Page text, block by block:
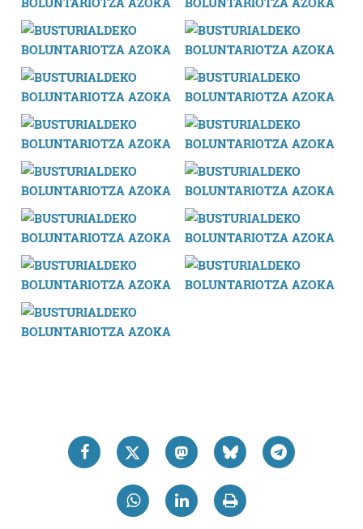
Bazkide batzuek ez dizute baimenik eskatzen, eta beren
interes komertzial legitimoetan babesten dira. Ikusi gure
bazkideen zerrenda, beren ustez zein helburutarako
Lortu zure datu pertsonalak prozesatzeko moduari
buruzko informazio gehiago eta ezarri zure lehentasunak
datuen atalean. Edozein unetan alda edo ken dezakezu
zure baimena Cookieen adierazpenean.
Webgune honek cookie propioak eta hirugarrenen cookie-
fitxategiak erabiltzen ditu. Zure esperientzia eta
zerbitzuak hobetzeko asmoz, cookie teknologiaz
baliatzen gara. Ohar hau onartuz gero, teknologia hori